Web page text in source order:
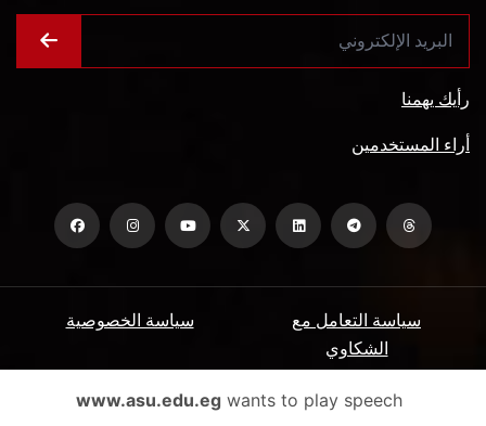
رأيك يهمنا
أراء المستخدمين
سياسة الخصوصية
سياسة التعامل مع
الشكاوي
الأسئلة الشائعة ميثاق المتعاملين www.asu.edu.egwants to play speech